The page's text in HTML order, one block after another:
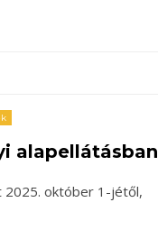
alapellátásban
2025. október 1-jétől,